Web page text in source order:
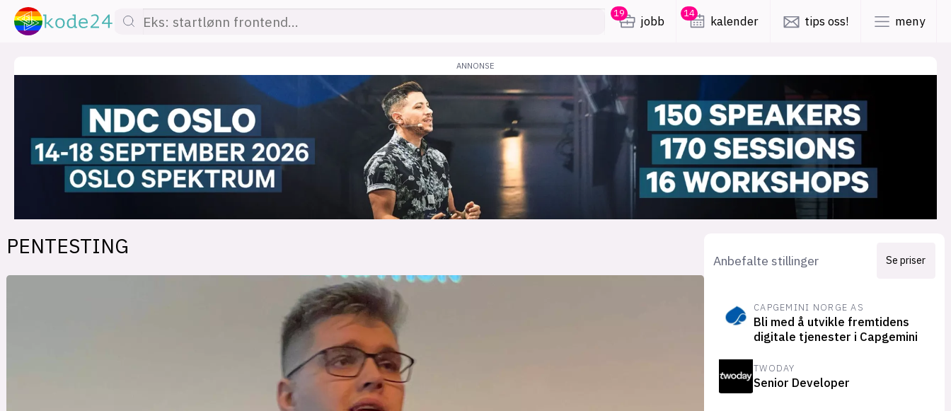
19
jobb
14
kalender tips oss! meny
PENTESTING
lønn KI karriere meninger
utdanning sikkerhet kontor frontend backend
apputvikling
lys modus
mørk modus
nyhetsbrev
kode24-klubben
LinkedIn
Bluesky
annonseguide
suksesshistorier
Anbefalte stillinger Se priser
CAPGEMINI NORGE AS
Bli med å utvikle fremtidens
digitale tjenester i Capgemini
TWODAY
Senior Developer